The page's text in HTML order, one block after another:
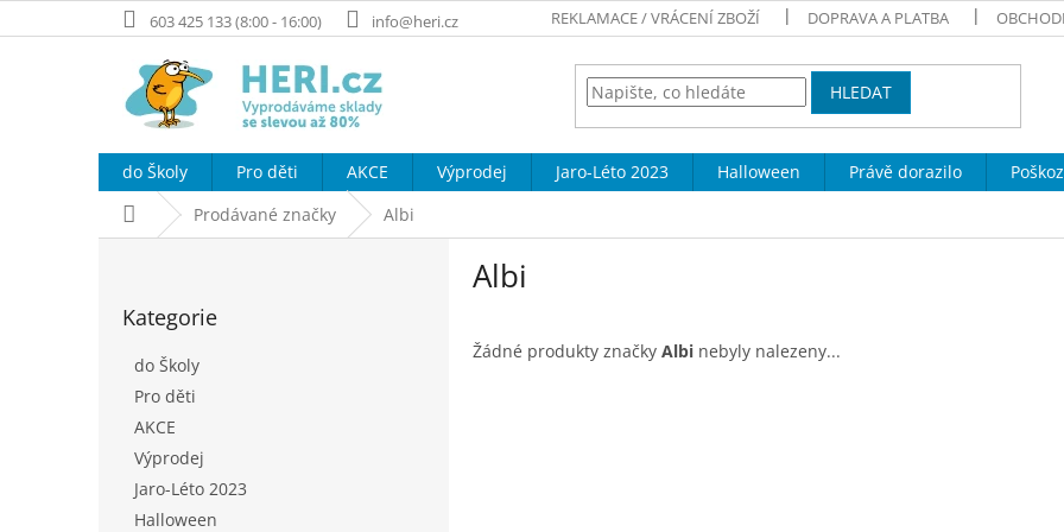
na
603 425 133 (8:00 - 16:00) info@heri.cz REKLAMACE / VRÁCENÍ ZBOŽÍ DOPRAVA A PLATBA
HLEDAT
do Školy Pro děti AKCE Výprodej Jaro-Léto 2023 Halloween Právě dorazilo
Domů Prodávané značky Albi
kategorie
Kategorie
do Školy
Pro děti
AKCE
Výprodej
Jaro-Léto 2023
Halloween
Albi
Žádné produkty značky Albi nebyly nalezeny...